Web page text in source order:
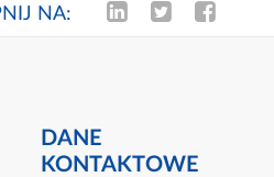
NA:
DANE
KONTAKTOWE